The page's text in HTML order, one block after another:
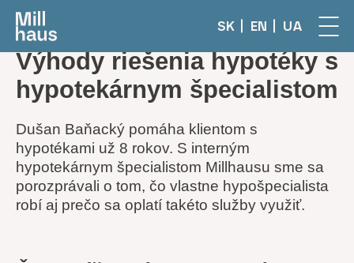
SK EN UA
Výhody riešenia hypotéky s
hypotekárnym špecialistom
Dušan Baňacký pomáha klientom s
hypotékami už 8 rokov. S interným
hypotekárnym špecialistom Millhausu sme sa
porozprávali o tom, čo vlastne hypošpecialista
robí aj prečo sa oplatí takéto služby využiť.